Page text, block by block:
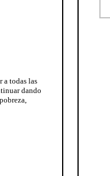
a todas las
dando